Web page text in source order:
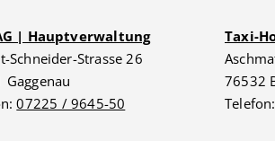
| Hauptverwaltung
Schneider-Strasse 26
Gaggenau
07225 / 9645-50
Taxi-
76532
Telefon: